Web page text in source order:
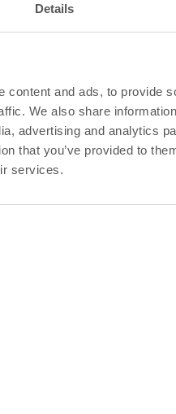
Details
content and ads, to provide
We also share
advertising and analytics
that you’ve provided to
services.
sur le
de la
l'air de